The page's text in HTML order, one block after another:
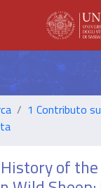
1 Contributo
of